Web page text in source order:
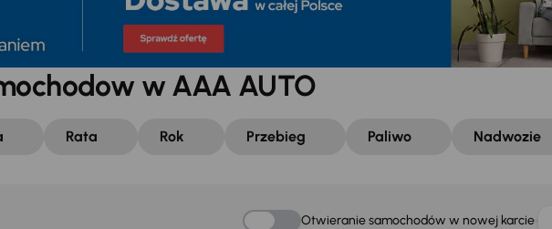
w AAA AUTO
Rata Rok Przebieg Paliwo Nadwozie
Otwieranie samochodów w nowej karcie
Taniej o 1 000 zł